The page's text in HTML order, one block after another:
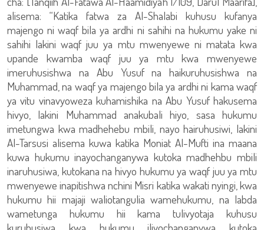
alisema: “Katika fatwa za Al-Shalabi kuhusu kufanya
majengo ni waqf bila ya ardhi ni sahihi na hukumu yake ni
sahihi lakini waqf juu ya mtu mwenyewe ni matata kwa
upande kwamba waqf juu ya mtu kwa mwenyewe
imeruhusishwa na Abu Yusuf na haikuruhusishwa na
Muhammad, na waqf ya majengo bila ya ardhi ni kama waqf
ya vitu vinavyoweza kuhamishika na Abu Yusuf hakusema
hivyo, lakini Muhammad anakubali hiyo, sasa hukumu
imetungwa kwa madhehebu mbili, nayo hairuhusiwi, lakini
Al-Tarsusi alisema kuwa katika Moniat Al-Mufti ina maana
kuwa hukumu inayochanganywa kutoka madhehbu mbili
inaruhusiwa, kutokana na hivyo hukumu ya waqf juu ya mtu
mwenyewe inapitishwa nchini Misri katika wakati nyingi, kwa
hukumu hii majaji waliotangulia wamehukumu, na labda
wametunga hukumu hii kama tulivyotaja kuhusu